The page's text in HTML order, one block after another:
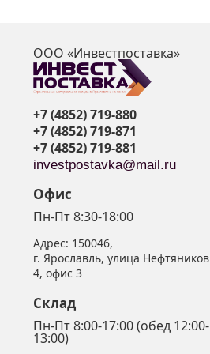
ООО «Инвестпоставка»
+7 (4852) 719-880
+7 (4852) 719-871
+7 (4852) 719-881
investpostavka@mail.ru
Офис
Пн-Пт 8:30-18:00
Адрес: 150046,
г. Ярославль, улица Нефтяников
4, офис 3
Склад
Пн-Пт 8:00-17:00 (обед 12:00-
13:00)